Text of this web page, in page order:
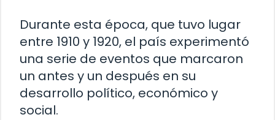
Durante esta época, que tuvo lugar
entre 1910 y 1920, el país experimentó
una serie de eventos que marcaron
un antes y un después en su
desarrollo político, económico y
social.